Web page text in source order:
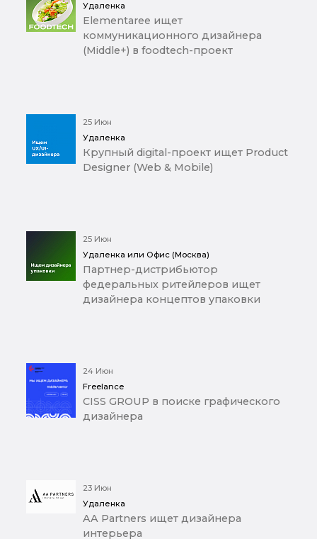
Удаленка
Elementaree ищет
коммуникационного дизайнера
(Middle+) в foodtech-проект
25 Июн
Удаленка
Крупный digital-проект ищет Product
Designer (Web & Mobile)
25 Июн
Удаленка или Офис (Москва)
Партнер-дистрибьютор
федеральных ритейлеров ищет
дизайнера концептов упаковки
24 Июн
Freelance
CISS GROUP в поиске графического
дизайнера
23 Июн
Удаленка
AA Partners ищет дизайнера
интерьера